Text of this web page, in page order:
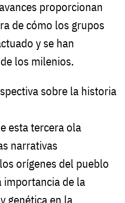
proporcionan
de cómo los grupos
y se han
los milenios.
sobre la historia
esta tercera ola
narrativas
orígenes del pueblo
importancia de la
genética en la